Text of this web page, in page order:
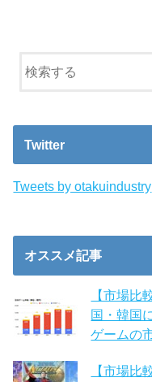
Twitter
Tweets by otakuindustry
オススメ記事
【市場比
国・韓国
ゲームの
【市場比